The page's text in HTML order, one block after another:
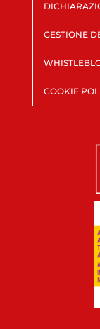
GESTIONE
COOKIE